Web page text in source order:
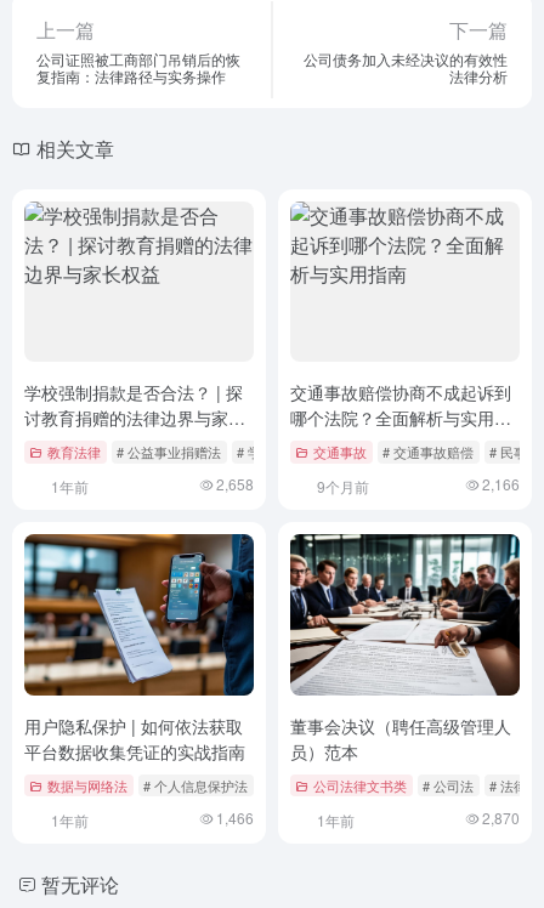
上一篇
公司证照被工商部门吊销后的恢
复指南：法律路径与实务操作
下一篇
公司债务加入未经决议的有效性
法律分析
相关文章
学校强制捐款是否合法？ | 探
讨教育捐赠的法律边界与家长
权益教育法律 # 公益事业捐赠法 # 学校强制捐款 # 家长权益保护
1年前 2,658
交通事故赔偿协商不成起诉到
哪个法院？全面解析与实用指
南 交通事故 # 交通事故赔偿 # 民事诉
9个月前 2,166
用户隐私保护 | 如何依法获取
平台数据收集凭证的实战指南
数据与网络法 # 个人信息保护法 # 平台监管 # 数据权利
1年前 1,466
董事会决议（聘任高级管理人
员）范本
公司法律文书类 # 公司法 # 法律范
1年前 2,870
暂无评论